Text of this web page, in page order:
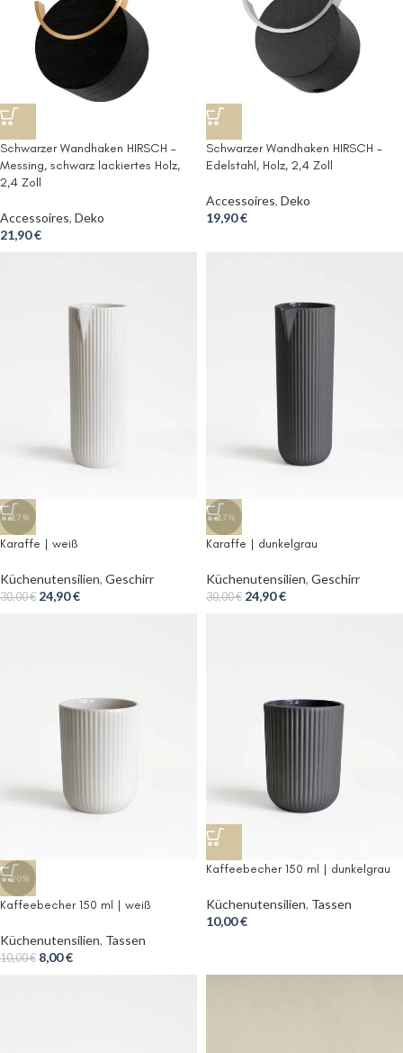
Schwarzer Wandhaken HIRSCH –
Messing, schwarz lackiertes Holz,
2,4 Zoll
Accessoires, Deko
21,90€
Schwarzer Wandhaken HIRSCH –
Edelstahl, Holz, 2,4 Zoll
Accessoires, Deko
19,90€
-17%
Karaffe | weiß
Küchenutensilien, Geschirr
30,00€ 24,90€
-17%
Karaffe | dunkelgrau
Küchenutensilien, Geschirr
30,00€ 24,90€
-20%
Kaffeebecher 150 ml | weiß
Küchenutensilien, Tassen
10,00€ 8,00€
Kaffeebecher 150 ml | dunkelgrau
Küchenutensilien, Tassen
10,00€